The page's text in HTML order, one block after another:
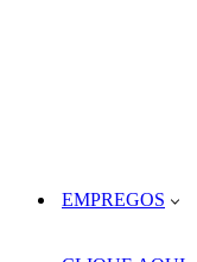
EMPREGOS